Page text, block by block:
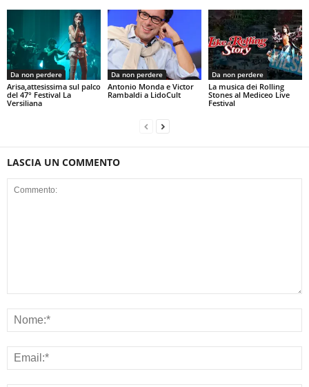
Da non perdere
Arisa,attesissima sul palco
del 47° Festival La
Versiliana
Da non perdere
Antonio Monda e Victor
Rambaldi a LidoCult
Da non perdere
La musica dei Rolling
Stones al Mediceo Live
Festival
LASCIA UN COMMENTO